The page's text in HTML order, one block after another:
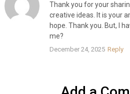
Thank you for your
creative ideas. It is your
hope. Thank you. But, I
me?
December 24, 2025 Reply